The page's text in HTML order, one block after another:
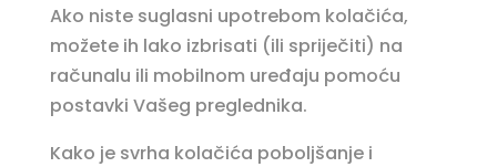
Ako niste suglasni upotrebom kolačića,
možete ih lako izbrisati (ili spriječiti) na
računalu ili mobilnom uređaju pomoću
postavki Vašeg preglednika.
Kako je svrha kolačića poboljšanje i